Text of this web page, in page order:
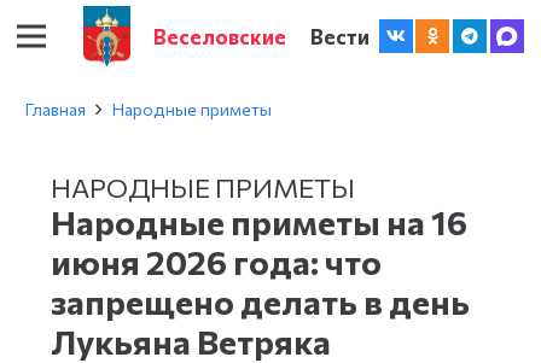
Веселовские Вести
Главная Народные приметы
НАРОДНЫЕ ПРИМЕТЫ
Народные приметы на 16
июня 2026 года: что
запрещено делать в день
Лукьяна Ветряка